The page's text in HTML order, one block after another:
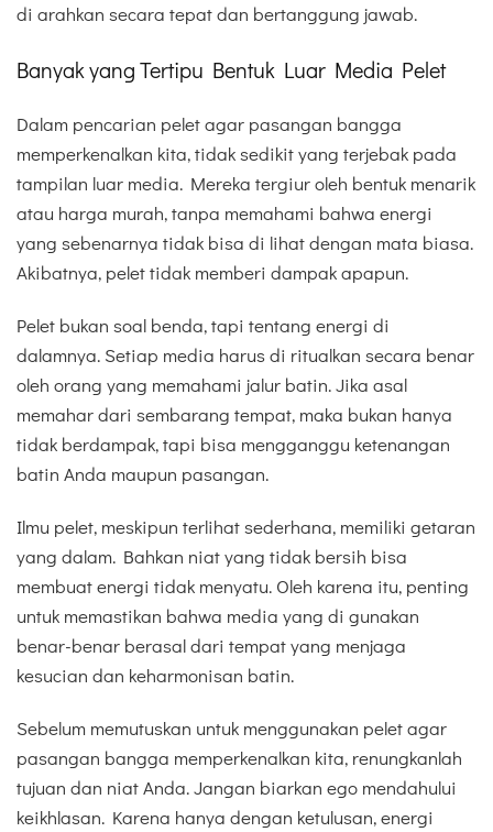
di arahkan secara tepat dan bertanggung jawab.
Banyak yang Tertipu Bentuk Luar Media Pelet
Dalam pencarian pelet agar pasangan bangga
memperkenalkan kita, tidak sedikit yang terjebak pada
tampilan luar media. Mereka tergiur oleh bentuk menarik
atau harga murah, tanpa memahami bahwa energi
yang sebenarnya tidak bisa di lihat dengan mata biasa.
Akibatnya, pelet tidak memberi dampak apapun.
Pelet bukan soal benda, tapi tentang energi di
dalamnya. Setiap media harus di ritualkan secara benar
oleh orang yang memahami jalur batin. Jika asal
memahar dari sembarang tempat, maka bukan hanya
tidak berdampak, tapi bisa mengganggu ketenangan
batin Anda maupun pasangan.
Ilmu pelet, meskipun terlihat sederhana, memiliki getaran
yang dalam. Bahkan niat yang tidak bersih bisa
membuat energi tidak menyatu. Oleh karena itu, penting
untuk memastikan bahwa media yang di gunakan
benar-benar berasal dari tempat yang menjaga
kesucian dan keharmonisan batin.
Sebelum memutuskan untuk menggunakan pelet agar
pasangan bangga memperkenalkan kita, renungkanlah
tujuan dan niat Anda. Jangan biarkan ego mendahului
keikhlasan. Karena hanya dengan ketulusan, energi